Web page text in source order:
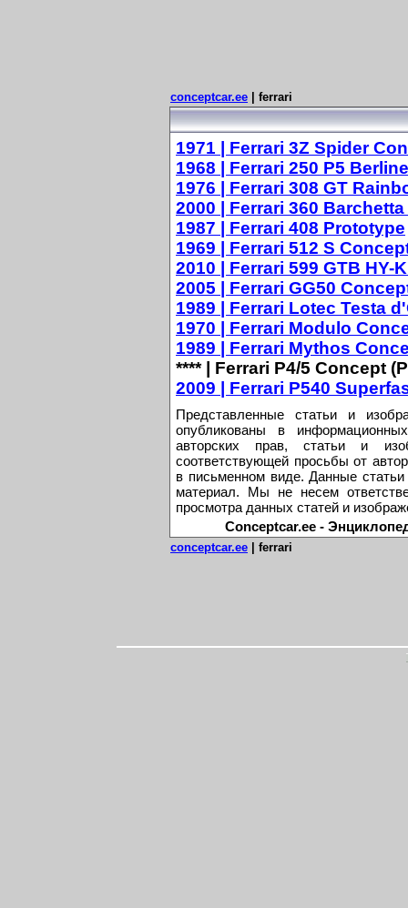
conceptcar.ee | ferrari
1971 | Ferrari 3Z Spider
1968 | Ferrari 250 P5
1976 | Ferrari 308 GT
2000 | Ferrari 360
1987 | Ferrari 408 Prototype
1969 | Ferrari 512 S
2010 | Ferrari 599 GTB HY-
2005 | Ferrari GG50
1989 | Ferrari Lotec Testa
1970 | Ferrari Modulo
1989 | Ferrari Mythos
**** | Ferrari P4/5 Concept
2009 | Ferrari P540
Представленные статьи и
опубликованы в
авторских прав, статьи и
соответствующей просьбы от
в письменном виде. Данные
материал. Мы не несем
просмотра данных статей и
Conceptcar.ee -
conceptcar.ee | ferrari